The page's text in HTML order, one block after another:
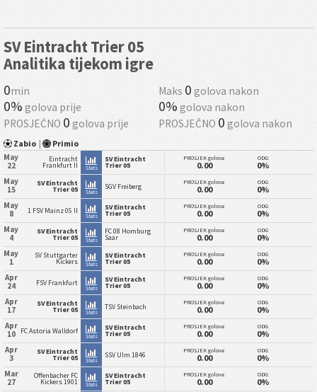
SV Eintracht Trier 05
Analitika tijekom igre
0min Maks 0 golova nakon
0% golova prije 0% golova nakon
PROSJEČNO 0 golova prije PROSJEČNO 0 golova nakon
Zabio | Primio
May
22
Eintracht
Frankfurt II Stats
SV Eintracht
Trier 05
PROSJEK golova:
0.00
ODG:
0%
May
15
SV Eintracht
Trier 05 Stats
SGV Freiberg PROSJEK golova:
0.00
ODG:
0%
May
8
1 FSV Mainz 05 II
Stats
SV Eintracht
Trier 05
PROSJEK golova:
0.00
ODG:
0%
May
4
SV Eintracht
Trier 05 Stats
FC 08 Homburg
Saar
PROSJEK golova:
0.00
ODG:
0%
May
1
SV Stuttgarter
Kickers Stats
SV Eintracht
Trier 05
PROSJEK golova:
0.00
ODG:
0%
Apr
24
FSV Frankfurt
Stats
SV Eintracht
Trier 05
PROSJEK golova:
0.00
ODG:
0%
Apr
17
SV Eintracht
Trier 05 Stats
TSV Steinbach PROSJEK golova:
0.00
ODG:
0%
Apr
10
FC Astoria Walldorf
Stats
SV Eintracht
Trier 05
PROSJEK golova:
0.00
ODG:
0%
Apr
3
SV Eintracht
Trier 05 Stats
SSV Ulm 1846 PROSJEK golova:
0.00
ODG:
0%
Mar
27
Offenbacher FC
Kickers 1901 Stats
SV Eintracht
Trier 05
PROSJEK golova:
0.00
ODG:
0%